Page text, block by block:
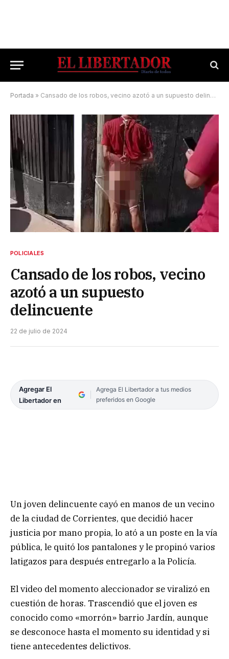
Portada » Cansado de los robos, vecino azotó a un supuesto delincuente
POLICIALES
Cansado de los robos, vecino
azotó a un supuesto
delincuente
22 de julio de 2024
Agregar El
Libertador en
Agrega El Libertador a tus medios
preferidos en Google
Un joven delincuente cayó en manos de un vecino
de la ciudad de Corrientes, que decidió hacer
justicia por mano propia, lo ató a un poste en la vía
pública, le quitó los pantalones y le propinó varios
latigazos para después entregarlo a la Policía.
El video del momento aleccionador se viralizó en
cuestión de horas. Trascendió que el joven es
conocido como «morrón» barrio Jardín, aunque
se desconoce hasta el momento su identidad y si
tiene antecedentes delictivos.